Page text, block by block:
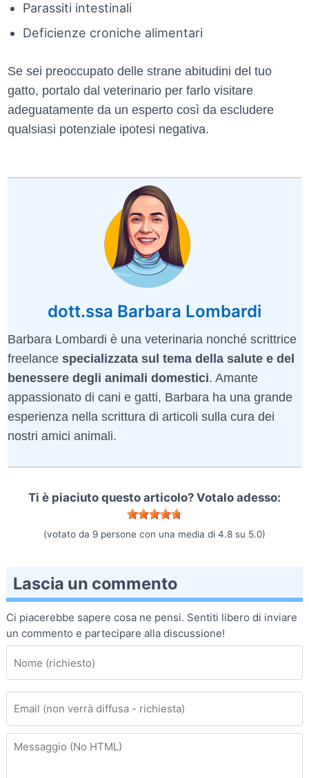
Parassiti intestinali
Deficienze croniche alimentari
Se sei preoccupato delle strane abitudini del tuo
gatto, portalo dal veterinario per farlo visitare
adeguatamente da un esperto così da escludere
qualsiasi potenziale ipotesi negativa.
dott.ssa Barbara Lombardi
Barbara Lombardi è una veterinaria nonché scrittrice
freelance specializzata sul tema della salute e del
benessere degli animali domestici. Amante
appassionato di cani e gatti, Barbara ha una grande
esperienza nella scrittura di articoli sulla cura dei
nostri amici animali.
Ti è piaciuto questo articolo? Votalo adesso:
(votato da 9 persone con una media di 4.8 su 5.0)
Lascia un commento
Ci piacerebbe sapere cosa ne pensi. Sentiti libero di inviare
un commento e partecipare alla discussione!